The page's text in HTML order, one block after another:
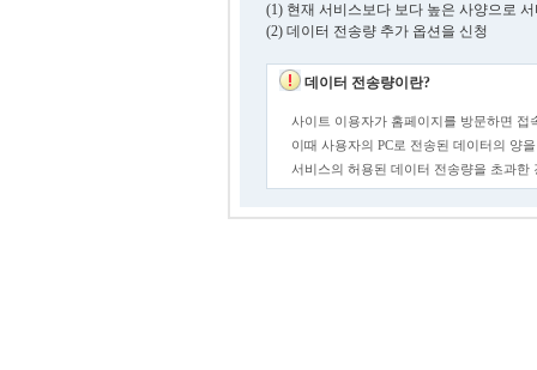
(1) 현재 서비스보다 보다 높은 사양으로
(2) 데이터 전송량 추가 옵션을 신청
데이터 전송량이란?
사이트 이용자가 홈페이지를 방문하면 접
이때 사용자의 PC로 전송된 데이터의 양
서비스의 허용된 데이터 전송량을 초과